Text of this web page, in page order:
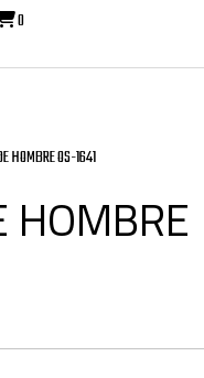
0
HOMBRE OS-1641
HOMBRE